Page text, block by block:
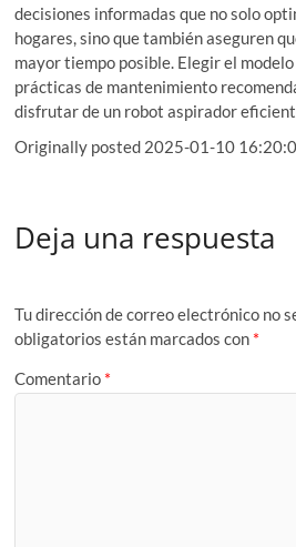
decisiones informadas que no solo
hogares, sino que también aseguren
mayor tiempo posible. Elegir el
prácticas de mantenimiento
disfrutar de un robot aspirador
Originally posted 2025-01-10
Deja una respuesta
Tu dirección de correo electrónico no
obligatorios están marcados con *
Comentario *